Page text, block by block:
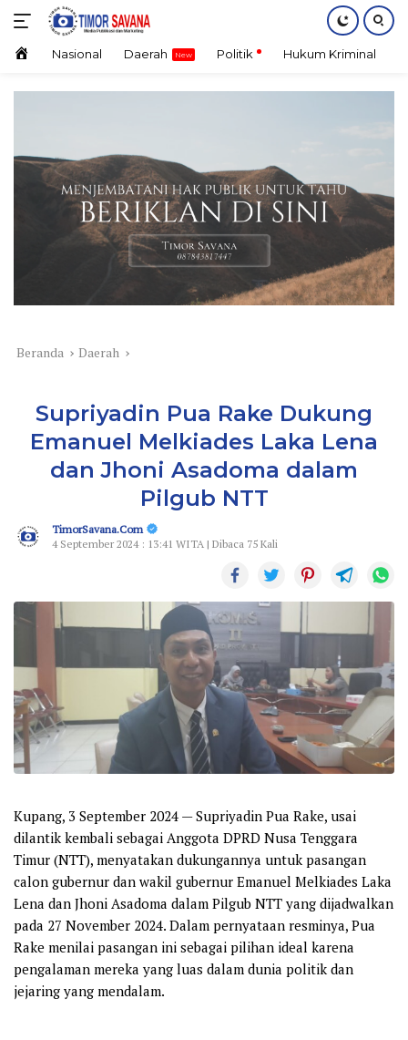
Langsung
konten HomeNasional Daerah Politik Hukum Kriminal
Beranda Daerah
Supriyadin Pua Rake Dukung
Emanuel Melkiades Laka Lena
dan Jhoni Asadoma dalam
Pilgub NTT
TimorSavana.Com
4 September 2024 : 13:41 WITA | Dibaca 75 Kali
Kupang, 3 September 2024 — Supriyadin Pua Rake, usai
dilantik kembali sebagai Anggota DPRD Nusa Tenggara
Timur (NTT), menyatakan dukungannya untuk pasangan
calon gubernur dan wakil gubernur Emanuel Melkiades Laka
Lena dan Jhoni Asadoma dalam Pilgub NTT yang dijadwalkan
pada 27 November 2024. Dalam pernyataan resminya, Pua
Rake menilai pasangan ini sebagai pilihan ideal karena
pengalaman mereka yang luas dalam dunia politik dan
jejaring yang mendalam.